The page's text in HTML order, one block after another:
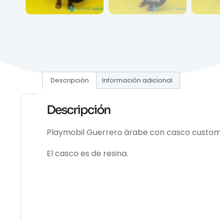
Descripción Información adicional
Descripción
Playmobil Guerrero árabe con casco
El casco es de resina.